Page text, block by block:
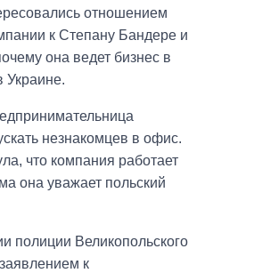
отношением
к Степану Бандере и
она ведет бизнес в
Украине.
незнакомцев в офис.
что компания работает
она уважает польский
полиции Великопольского
к